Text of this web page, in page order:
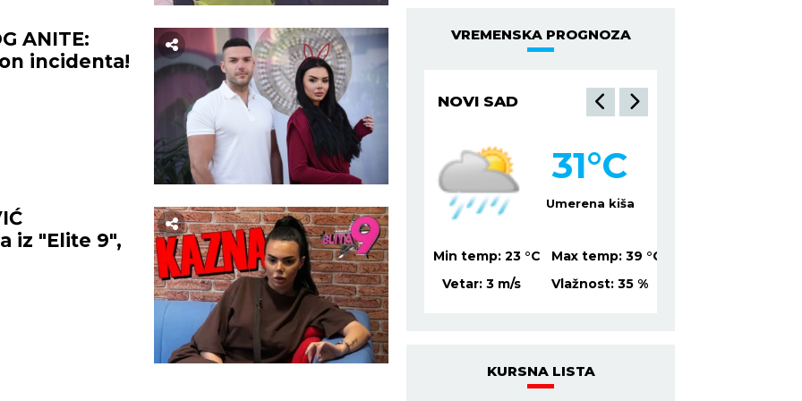
ANITE:
incidenta!
iz "Elite 9",
VREMENSKA PROGNOZA
°C
Max temp: 37 °C
31 %
BEOGRAD
28°C
Min temp:23 °C Max temp:
Vetar:3 m/s Vlažnost:57
NOVI SAD
Umerena kiša
31°C
Min temp: 23 °C Max temp: 39 °C
Vetar: 3 m/s Vlažnost: 35 %
KURSNA LISTA